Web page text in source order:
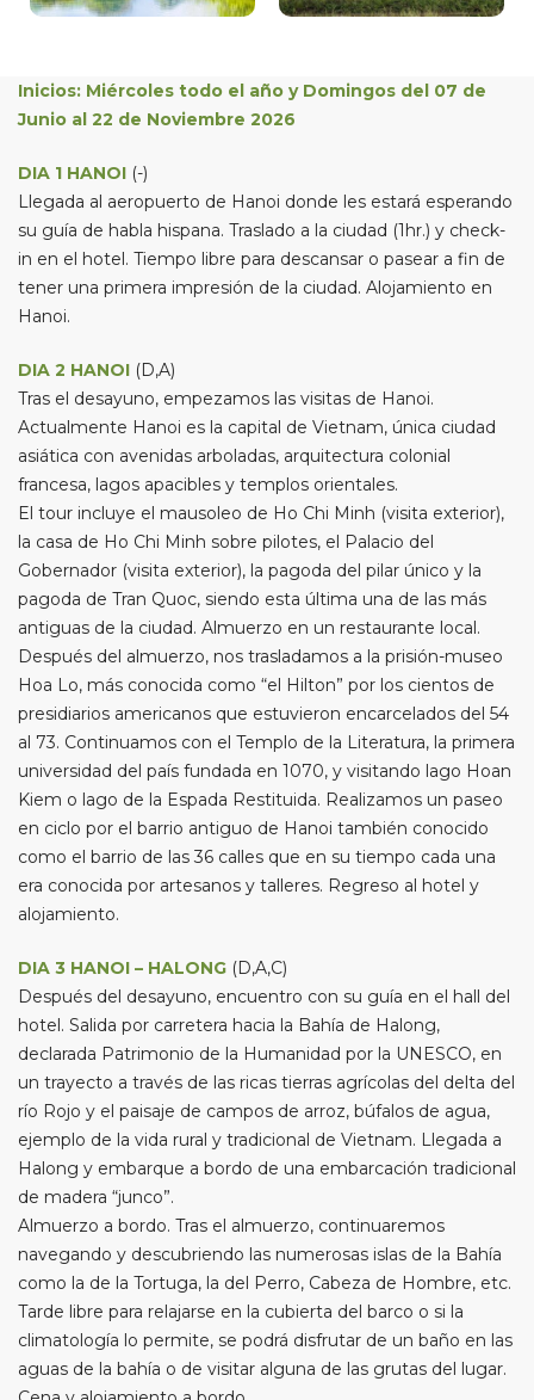
Inicios: Miércoles todo el año y Domingos del 07 de
Junio al 22 de Noviembre 2026
DIA 1 HANOI (-)
Llegada al aeropuerto de Hanoi donde les estará esperando
su guía de habla hispana. Traslado a la ciudad (1hr.) y check-
in en el hotel. Tiempo libre para descansar o pasear a fin de
tener una primera impresión de la ciudad. Alojamiento en
Hanoi.
DIA 2 HANOI (D,A)
Tras el desayuno, empezamos las visitas de Hanoi.
Actualmente Hanoi es la capital de Vietnam, única ciudad
asiática con avenidas arboladas, arquitectura colonial
francesa, lagos apacibles y templos orientales.
El tour incluye el mausoleo de Ho Chi Minh (visita exterior),
la casa de Ho Chi Minh sobre pilotes, el Palacio del
Gobernador (visita exterior), la pagoda del pilar único y la
pagoda de Tran Quoc, siendo esta última una de las más
antiguas de la ciudad. Almuerzo en un restaurante local.
Después del almuerzo, nos trasladamos a la prisión-museo
Hoa Lo, más conocida como “el Hilton” por los cientos de
presidiarios americanos que estuvieron encarcelados del 54
al 73. Continuamos con el Templo de la Literatura, la primera
universidad del país fundada en 1070, y visitando lago Hoan
Kiem o lago de la Espada Restituida. Realizamos un paseo
en ciclo por el barrio antiguo de Hanoi también conocido
como el barrio de las 36 calles que en su tiempo cada una
era conocida por artesanos y talleres. Regreso al hotel y
alojamiento.
DIA 3 HANOI – HALONG (D,A,C)
Después del desayuno, encuentro con su guía en el hall del
hotel. Salida por carretera hacia la Bahía de Halong,
declarada Patrimonio de la Humanidad por la UNESCO, en
un trayecto a través de las ricas tierras agrícolas del delta del
río Rojo y el paisaje de campos de arroz, búfalos de agua,
ejemplo de la vida rural y tradicional de Vietnam. Llegada a
Halong y embarque a bordo de una embarcación tradicional
de madera “junco”.
Almuerzo a bordo. Tras el almuerzo, continuaremos
navegando y descubriendo las numerosas islas de la Bahía
como la de la Tortuga, la del Perro, Cabeza de Hombre, etc.
Tarde libre para relajarse en la cubierta del barco o si la
climatología lo permite, se podrá disfrutar de un baño en las
aguas de la bahía o de visitar alguna de las grutas del lugar.